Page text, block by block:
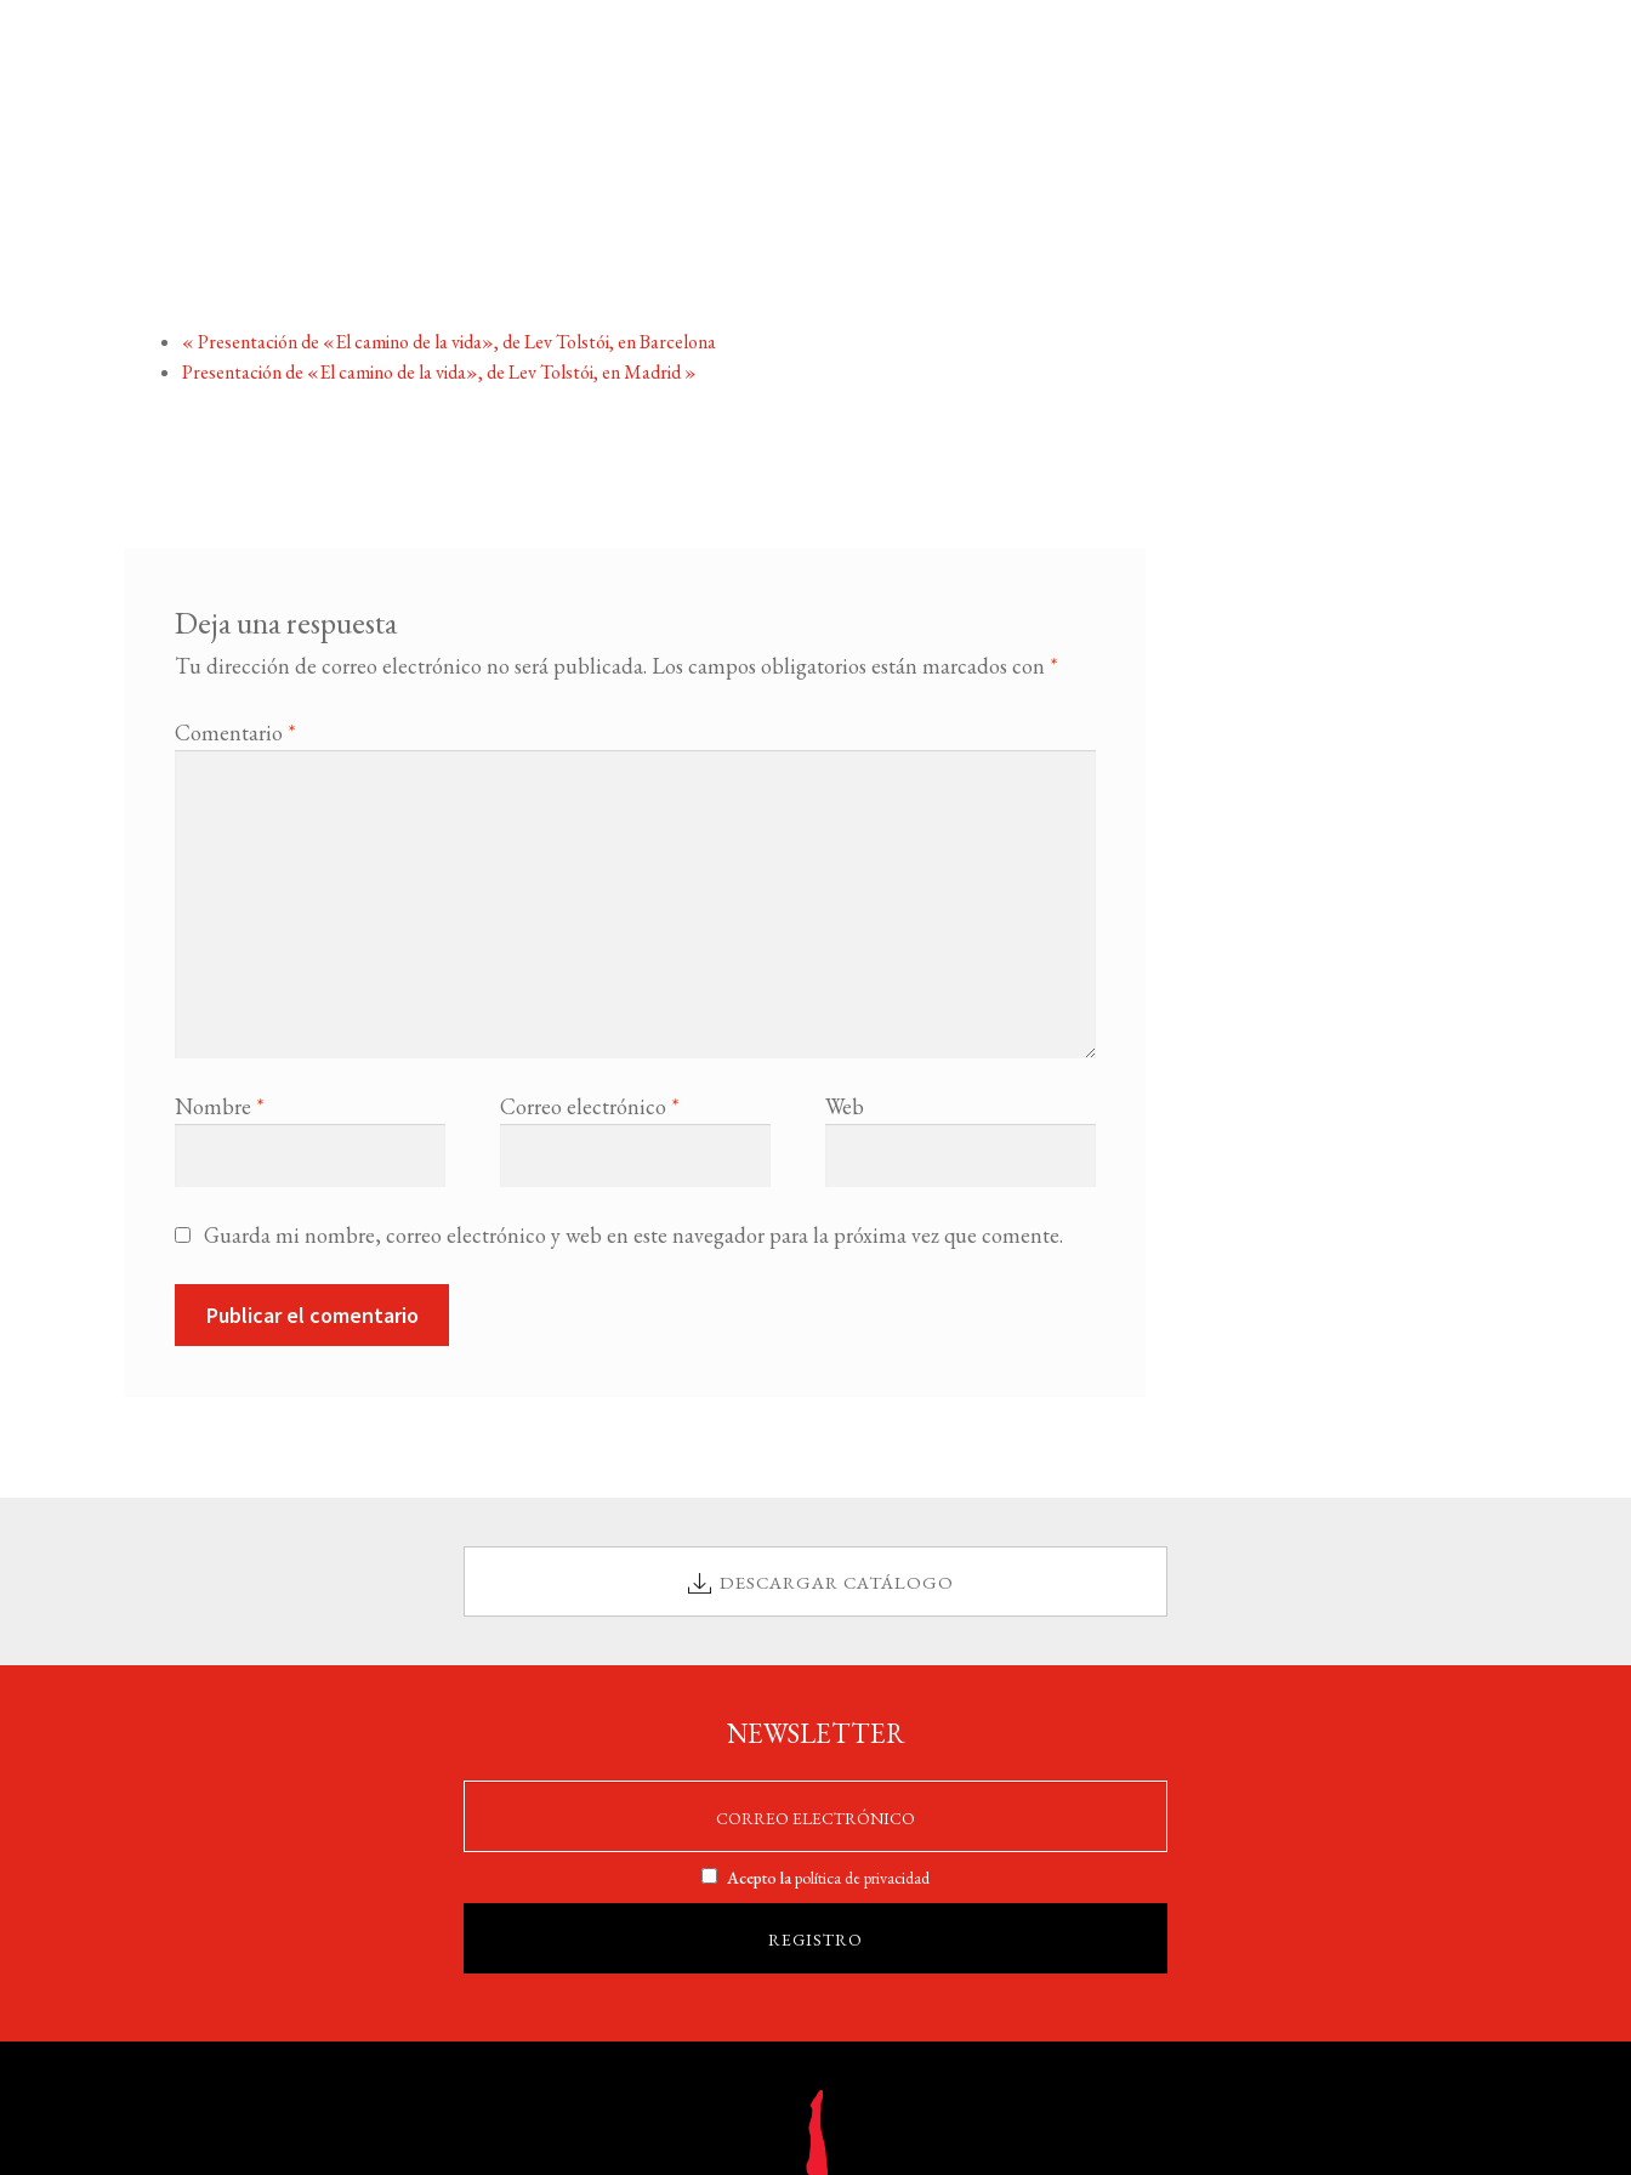
«Presentación de «El camino de la vida», de Lev Tolstói, en Barcelona
Presentación de «El camino de la vida», de Lev Tolstói, en Madrid»
Deja una respuesta
Tu dirección de correo electrónico no será publicada. Los campos obligatorios están marcados con *
Comentario *
Nombre * Correo electrónico * Web
Guarda mi nombre, correo electrónico y web en este navegador para la próxima vez que comente.
DESCARGAR CATÁLOGO
NEWSLETTER
Acepto lapolítica de privacidad